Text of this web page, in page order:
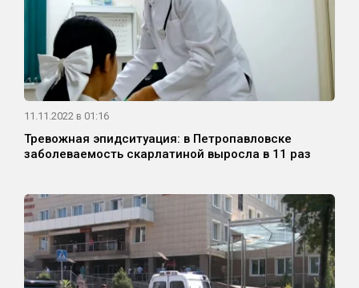
11.11.2022 в 01:16
Тревожная эпидситуация: в Петропавловске
заболеваемость скарлатиной выросла в 11 раз